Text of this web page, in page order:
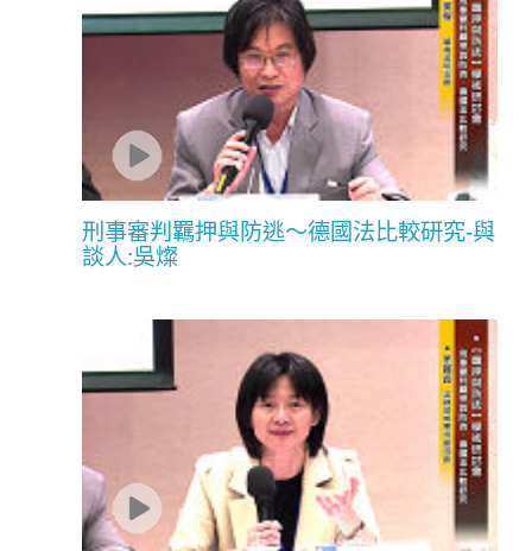
刑事審判羈押與防逃〜德國法比較研究-與
談人:吳燦